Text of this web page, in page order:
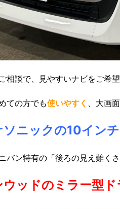
相談で、見やすいナビをご希望
ての方でも使いやすく 、大画
ソニックの10インチ
バン特有の「後ろの見え難く
ウッドのミラー型ド